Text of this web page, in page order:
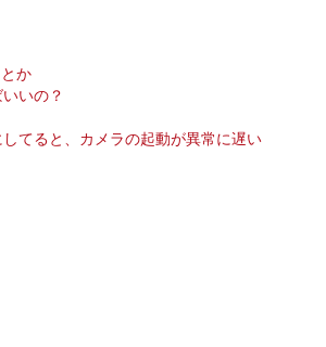
か
いの？
てると、カメラの起動が異常に遅い